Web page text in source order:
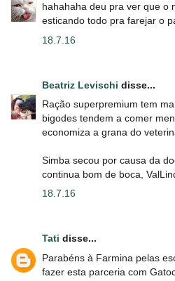
hahahaha deu pra ver que o
esticando todo pra farejar o
18.7.16
Beatriz Levischi disse...
Ração superpremium tem
bigodes tendem a comer
economiza a grana do
Simba secou por causa da
continua bom de boca,
18.7.16
Tati disse...
Parabéns à Farmina pelas
fazer esta parceria com